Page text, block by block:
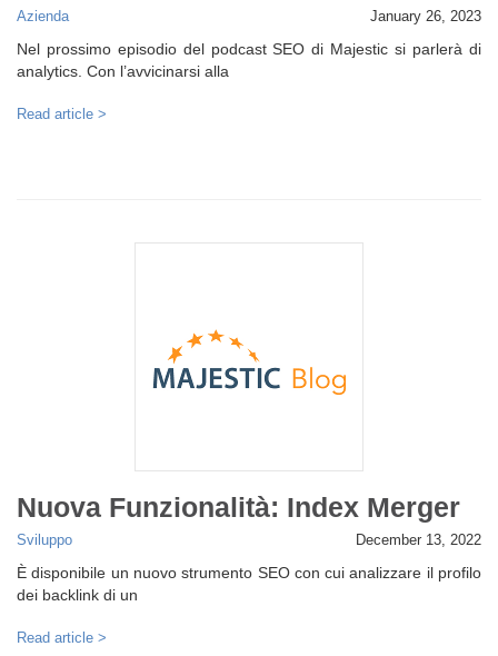
Azienda January 26, 2023
Nel prossimo episodio del podcast SEO di Majestic si parlerà di
analytics. Con l’avvicinarsi alla
Read article >
Nuova Funzionalità: Index Merger
Sviluppo December 13, 2022
È disponibile un nuovo strumento SEO con cui analizzare il profilo
dei backlink di un
Read article >